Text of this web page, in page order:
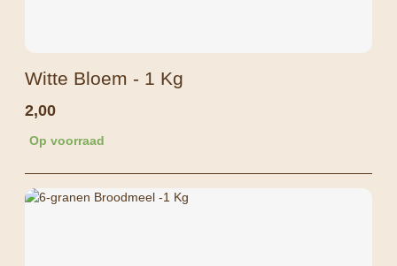
Witte Bloem - 1 Kg
2,00
Op voorraad